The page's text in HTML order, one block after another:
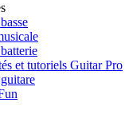
et tutoriels Guitar Pro